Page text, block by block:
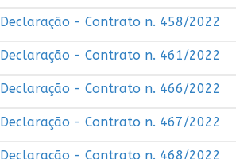
Declaração - Contrato n. 458/2022
Declaração - Contrato n. 461/2022
Declaração - Contrato n. 466/2022
Declaração - Contrato n. 467/2022
Declaração - Contrato n. 468/2022